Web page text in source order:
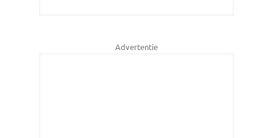
Advertentie